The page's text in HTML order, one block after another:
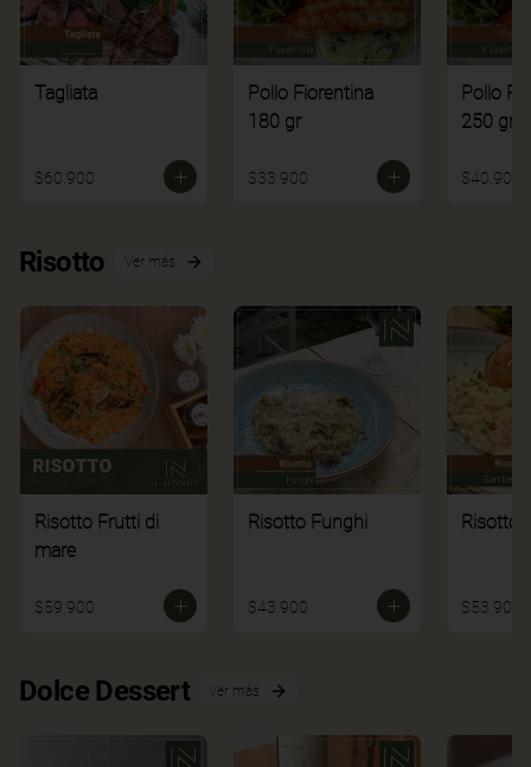
Tagliata
$60.900
Pollo Fiorentina
180 gr
$33.900
Pollo
250 gr
$40.900
Risotto Ver más
Risotto Frutti di
mare
$59.900
Risotto Funghi
$43.900
Risotto
$53.900
Dolce Dessert Ver más